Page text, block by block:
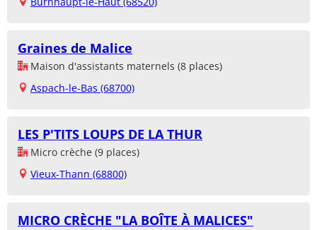
Graines de Malice
Maison d'assistants maternels (8 places)
Aspach-le-Bas (68700)
LES P'TITS LOUPS DE LA THUR
Micro crèche (9 places)
Vieux-Thann (68800)
MICRO CRÈCHE "LA BOÎTE À MALICES"